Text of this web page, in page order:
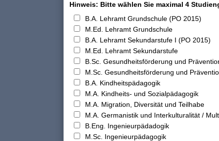
Hinweis: Bitte wählen Sie maximal 4
B.A. Lehramt Grundschule (PO 2015)
M.Ed. Lehramt Grundschule
B.A. Lehramt Sekundarstufe I (PO 2015)
M.Ed. Lehramt Sekundarstufe
B.Sc. Gesundheitsförderung und
M.Sc. Gesundheitsförderung und
B.A. Kindheitspädagogik
M.A. Kindheits- und Sozialpädagogik
M.A. Migration, Diversität und Teilhabe
M.A. Germanistik und Interkulturalität /
B.Eng. Ingenieurpädadogik
M.Sc. Ingenieurpädagogik